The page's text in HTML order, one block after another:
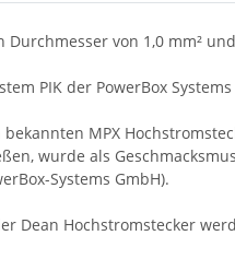
Durchmesser von 1,0 mm²
PIK der PowerBox
MPX
wurde als
Systems GmbH).
Dean Hochstromstecker